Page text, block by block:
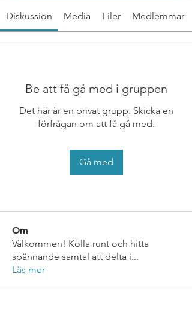
Diskussion Media Filer Medlemmar
Be att få gå med i gruppen
Det här är en privat grupp. Skicka en
förfrågan om att få gå med.
Gå med
Om
Välkommen! Kolla runt och hitta
spännande samtal att delta i...
Läs mer